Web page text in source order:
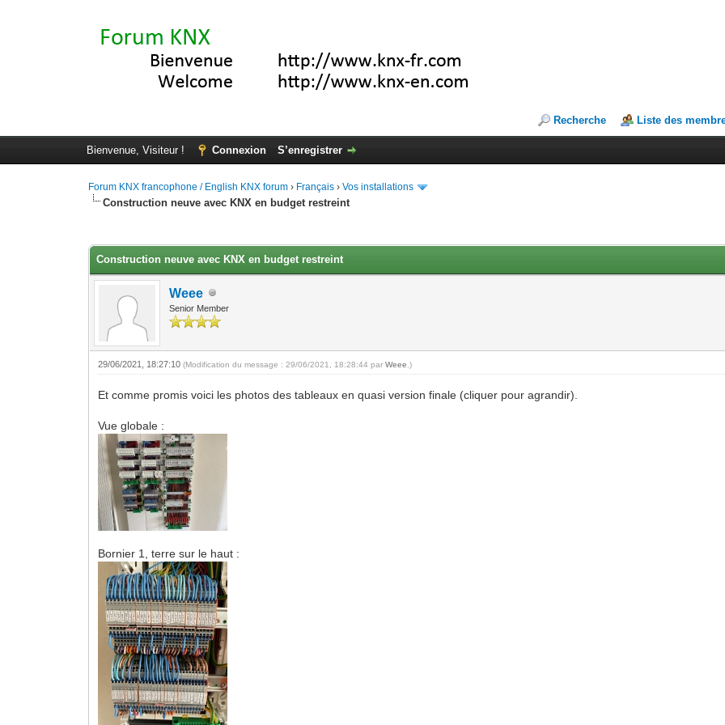
Recherche Liste des
Bienvenue, Visiteur ! Connexion S’enregistrer
Forum KNX francophone / English KNX forum › Français ›Vos installations
Construction neuve avec KNX en budget restreint
Construction neuve avec KNX en budget restreint
Weee
Senior Member
29/06/2021, 18:27:10(Modification du message : 29/06/2021, 18:28:44 parWeee .)
Et comme promis voici les photos des tableaux en quasi version finale (cliquer pour agrandir).
Vue globale :
Bornier 1, terre sur le haut :